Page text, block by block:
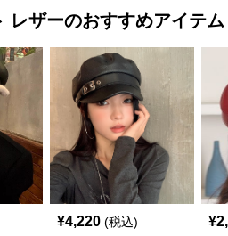
レザーのおすすめアイテム
¥4,220 (税込) ¥